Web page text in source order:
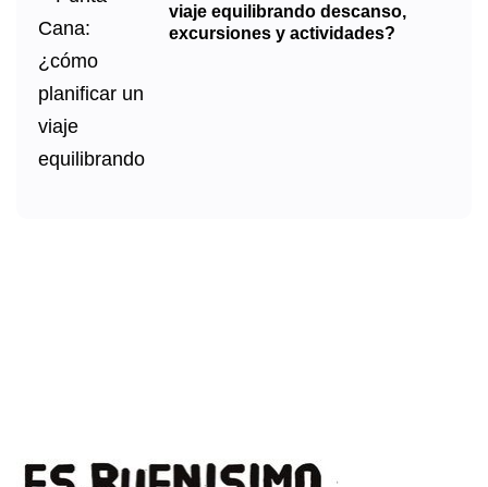
viaje equilibrando descanso,
excursiones y actividades?